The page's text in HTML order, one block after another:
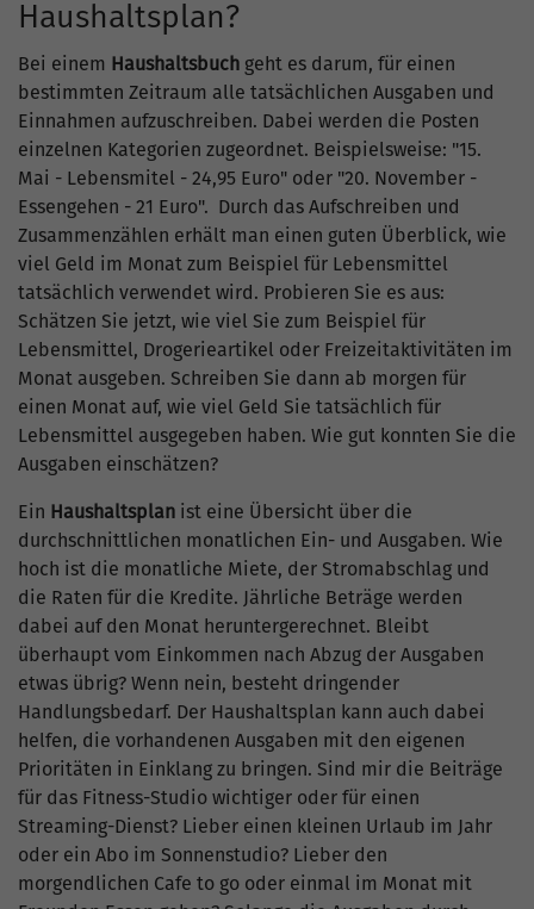
Haushaltsplan?
Bei einem Haushaltsbuch geht es darum, für einen
bestimmten Zeitraum alle tatsächlichen Ausgaben und
Einnahmen aufzuschreiben. Dabei werden die Posten
einzelnen Kategorien zugeordnet. Beispielsweise: "15.
Mai - Lebensmitel - 24,95 Euro" oder "20. November -
Essengehen - 21 Euro". Durch das Aufschreiben und
Zusammenzählen erhält man einen guten Überblick, wie
viel Geld im Monat zum Beispiel für Lebensmittel
tatsächlich verwendet wird. Probieren Sie es aus:
Schätzen Sie jetzt, wie viel Sie zum Beispiel für
Lebensmittel, Drogerieartikel oder Freizeitaktivitäten im
Monat ausgeben. Schreiben Sie dann ab morgen für
einen Monat auf, wie viel Geld Sie tatsächlich für
Lebensmittel ausgegeben haben. Wie gut konnten Sie die
Ausgaben einschätzen?
Ein Haushaltsplan ist eine Übersicht über die
durchschnittlichen monatlichen Ein- und Ausgaben. Wie
hoch ist die monatliche Miete, der Stromabschlag und
die Raten für die Kredite. Jährliche Beträge werden
dabei auf den Monat heruntergerechnet. Bleibt
überhaupt vom Einkommen nach Abzug der Ausgaben
etwas übrig? Wenn nein, besteht dringender
Handlungsbedarf. Der Haushaltsplan kann auch dabei
helfen, die vorhandenen Ausgaben mit den eigenen
Prioritäten in Einklang zu bringen. Sind mir die Beiträge
für das Fitness-Studio wichtiger oder für einen
Streaming-Dienst? Lieber einen kleinen Urlaub im Jahr
oder ein Abo im Sonnenstudio? Lieber den
morgendlichen Cafe to go oder einmal im Monat mit